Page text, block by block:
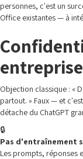
personnes, c'est un
Office existantes — à
Objection classique : «
partout. » Faux — et
détache du ChatGPT
🔒
Pas d'entraînement
Les prompts, réponses